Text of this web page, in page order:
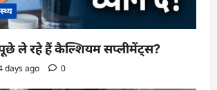
पूछे ले रहे हैं कैल्शियम सप्लीमेंट्स?
days ago 0